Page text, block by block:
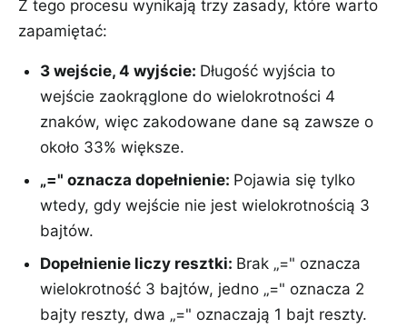
Z tego procesu wynikają trzy zasady, które warto
zapamiętać:
3 wejście, 4 wyjście: Długość wyjścia to
wejście zaokrąglone do wielokrotności 4
znaków, więc zakodowane dane są zawsze o
około 33% większe.
„=" oznacza dopełnienie: Pojawia się tylko
wtedy, gdy wejście nie jest wielokrotnością 3
bajtów.
Dopełnienie liczy resztki: Brak „=" oznacza
wielokrotność 3 bajtów, jedno „=" oznacza 2
bajty reszty, dwa „=" oznaczają 1 bajt reszty.